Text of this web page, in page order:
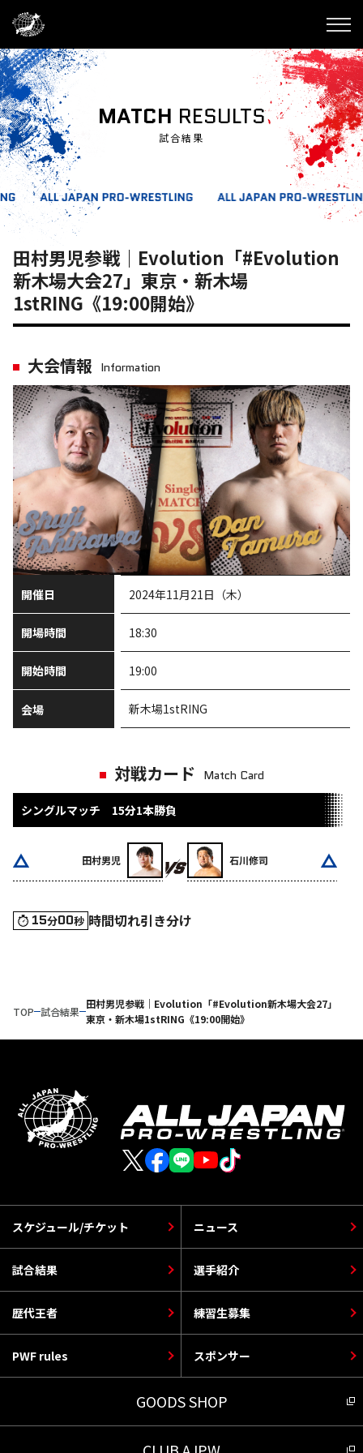
MATCH RESULTS
試合結果
田村男児参戦｜Evolution「#Evolution
新木場大会27」東京・新木場
1stRING《19:00開始》
大会情報 Information
開催日 2024年11月21日（木）
開場時間 18:30
開始時間 19:00
会場 新木場1stRING
対戦カード Match Card
シングルマッチ 15分1本勝負
田村男児 石川修司
15分00秒 時間切れ引き分け
TOP 試合結果
田村男児参戦｜Evolution「#Evolution新木場大会27」
東京・新木場1stRING《19:00開始》
スケジュール/チケット
選手紹介
PWF rules
ニュース
歴代王者
スポンサー
試合結果
練習生募集
GOODS SHOP